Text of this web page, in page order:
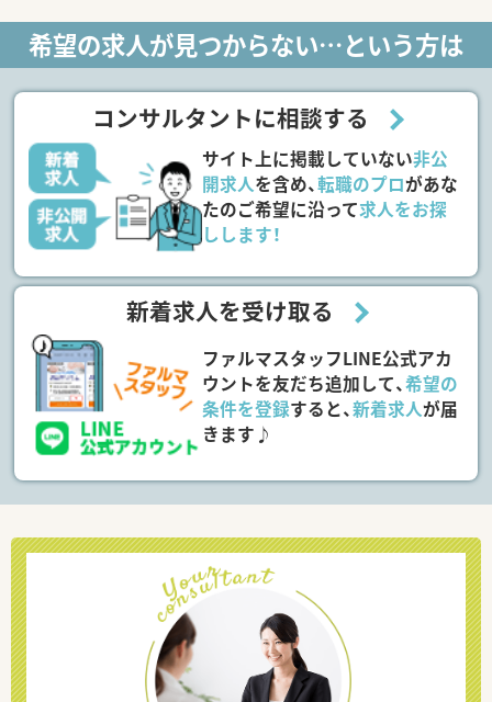
希望の求人が見つからない…という方は
コンサルタントに相談する
サイト上に掲載していない非公
開求人を含め、転職のプロがあな
たのご希望に沿って求人をお探
しします！
新着求人を受け取る
ファルマスタッフLINE公式アカ
ウントを友だち追加して、希望の
条件を登録すると、新着求人が届
きます♪